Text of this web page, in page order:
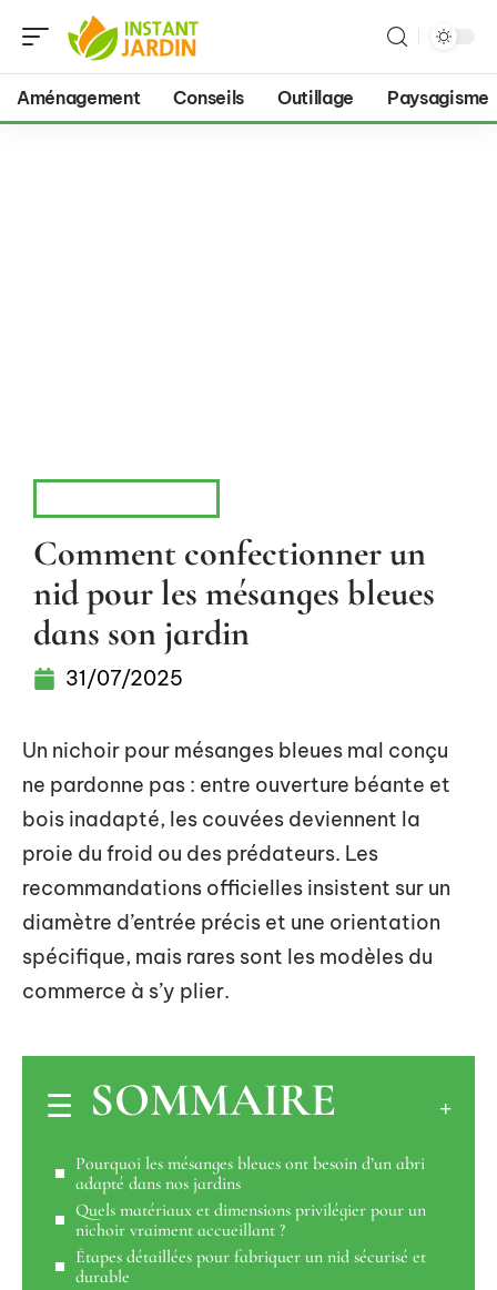
Aménagement Conseils Outillage Paysagisme
Comment confectionner un
nid pour les mésanges bleues
dans son jardin
31/07/2025
Un nichoir pour mésanges bleues mal conçu
ne pardonne pas : entre ouverture béante et
bois inadapté, les couvées deviennent la
proie du froid ou des prédateurs. Les
recommandations officielles insistent sur un
diamètre d’entrée précis et une orientation
spécifique, mais rares sont les modèles du
commerce à s’y plier.
SOMMAIRE
Pourquoi les mésanges bleues ont besoin d’un abri
adapté dans nos jardins
Quels matériaux et dimensions privilégier pour un
nichoir vraiment accueillant ?
Étapes détaillées pour fabriquer un nid sécurisé et
durable